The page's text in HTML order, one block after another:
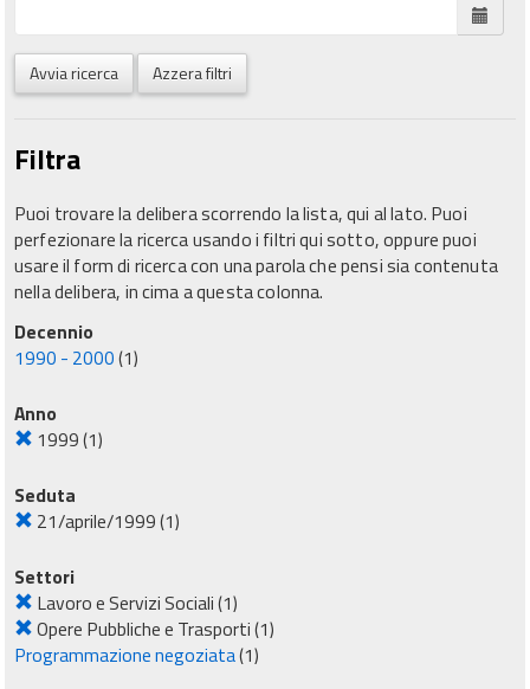
Avvia ricerca Azzera filtri
Filtra
Puoi trovare la delibera scorrendo la lista, qui al lato. Puoi
perfezionare la ricerca usando i filtri qui sotto, oppure puoi
usare il form di ricerca con una parola che pensi sia contenuta
nella delibera, in cima a questa colonna.
Decennio
1990 - 2000(1)
Anno
1999(1)
Seduta
21/aprile/1999(1)
Settori
Lavoro e Servizi Sociali(1)
Opere Pubbliche e Trasporti(1)
Programmazione negoziata(1)